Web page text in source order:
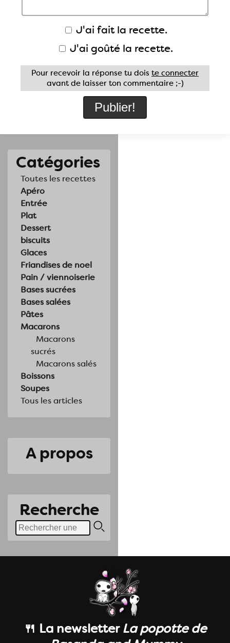
Catégories
Toutes les recettes
Apéro
Entrée
Plat
Dessert
biscuits
Glaces
Friandises de noel
Pain / viennoiserie
Bases sucrées
Bases salées
Pâtes
Macarons
Macarons
sucrés
Macarons salés
Boissons
Soupes
Tous les articles
A propos
Recherche
J'ai fait la recette.
J'ai goûté la recette.
Pour recevoir la réponse tu dois te connecter
avant de laisser ton commentaire ;-)
🍴 La newsletterLa popotte de